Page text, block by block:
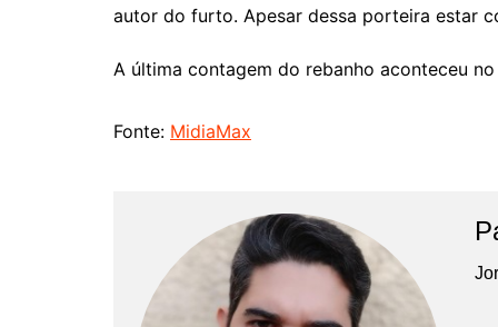
autor do furto. Apesar dessa porteira estar
A última contagem do rebanho aconteceu
Fonte: MidiaMax